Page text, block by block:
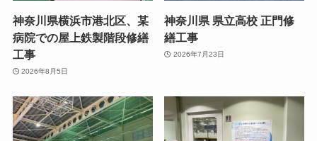
神奈川県横浜市港北区、某
病院での屋上鉄製階段修繕
工事
2026年8月5日
神奈川県 県立高校 正門修
繕工事
2026年7月23日